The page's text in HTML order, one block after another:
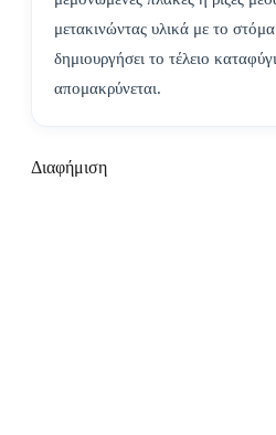
μετακινώντας υλικά με το
δημιουργήσει το τέλειο
απομακρύνεται.
Διαφήμιση